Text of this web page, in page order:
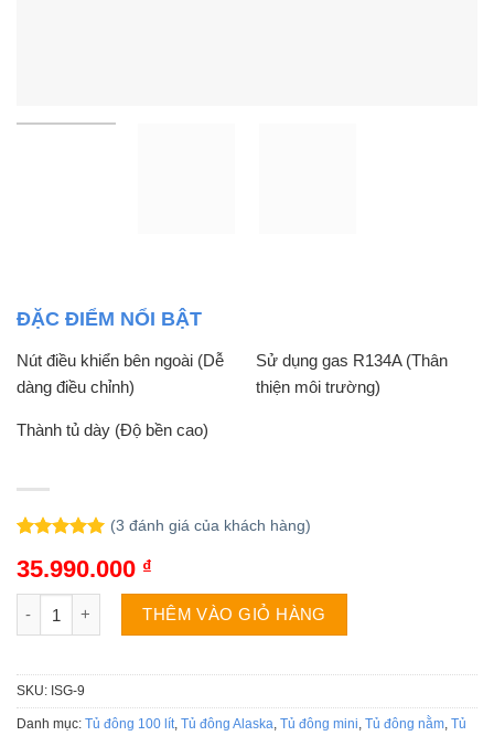
ĐẶC ĐIỂM NỔI BẬT
Nút điều khiển bên ngoài (Dễ
dàng điều chỉnh)
Sử dụng gas R134A (Thân
thiện môi trường)
Thành tủ dày (Độ bền cao)
dựa trên
(3 đánh giá của khách hàng)
35.990.000 ₫
Tủ đông Alaska ISG-9 | 1 ngăn số lượng
THÊM VÀO GIỎ HÀNG
SKU: ISG-9
Danh mục: Tủ đông 100 lít, Tủ đông Alaska, Tủ đông mini, Tủ đông nằm, Tủ